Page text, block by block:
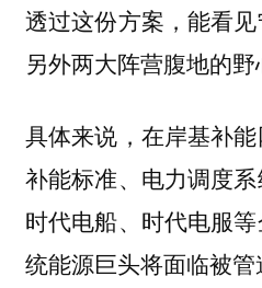
透过这份方案，能看
另外两大阵营腹地的野
具体来说，在岸基补
补能标准、电力调度
时代电船、时代电服
统能源巨头将面临被管